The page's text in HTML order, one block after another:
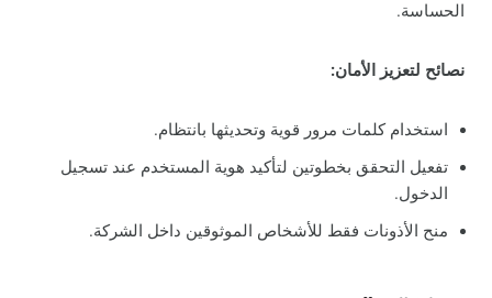
الحساسة.
نصائح لتعزيز الأمان:
استخدام كلمات مرور قوية وتحديثها بانتظام.
تفعيل التحقق بخطوتين لتأكيد هوية المستخدم عند تسجيل
الدخول.
منح الأذونات فقط للأشخاص الموثوقين داخل الشركة.